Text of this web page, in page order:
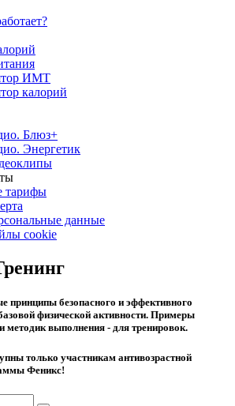
ИМТ
калорий
Блюз+
Энергетик
тарифы
данные
cookie
принципы безопасного и эффективного
физической активности. Примеры
методик выполнения - для тренировок.
только участникам антивозрастной
Феникс!